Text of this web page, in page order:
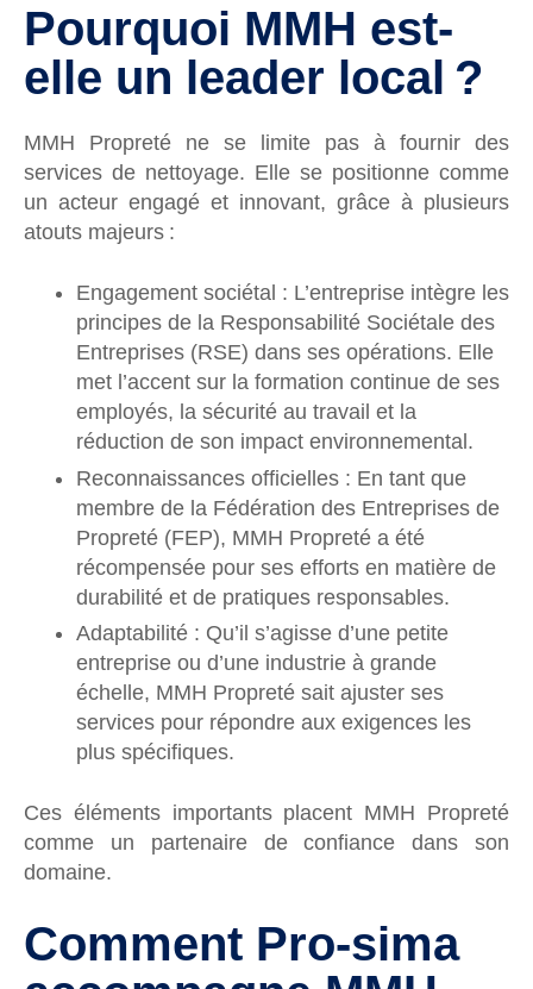
Pourquoi MMH est-
elle un leader local ?
MMH Propreté ne se limite pas à fournir des
services de nettoyage. Elle se positionne comme
un acteur engagé et innovant, grâce à plusieurs
atouts majeurs :
Engagement sociétal : L’entreprise intègre les
principes de la Responsabilité Sociétale des
Entreprises (RSE) dans ses opérations. Elle
met l’accent sur la formation continue de ses
employés, la sécurité au travail et la
réduction de son impact environnemental.
Reconnaissances officielles : En tant que
membre de la Fédération des Entreprises de
Propreté (FEP), MMH Propreté a été
récompensée pour ses efforts en matière de
durabilité et de pratiques responsables.
Adaptabilité : Qu’il s’agisse d’une petite
entreprise ou d’une industrie à grande
échelle, MMH Propreté sait ajuster ses
services pour répondre aux exigences les
plus spécifiques.
Ces éléments importants placent MMH Propreté
comme un partenaire de confiance dans son
domaine.
Comment Pro-sima